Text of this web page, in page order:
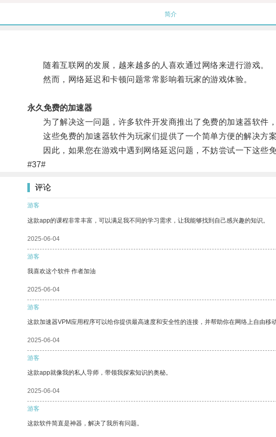
简介
随着互联网的发展，越来越多的人喜欢通过网络来进行游戏。
然而，网络延迟和卡顿问题常常影响着玩家的游戏体验。
永久免费的加速器
为了解决这一问题，许多软件开发商推出了免费的加速器软件，
这些免费的加速器软件为玩家们提供了一个简单方便的解决方案
因此，如果您在游戏中遇到网络延迟问题，不妨尝试一下这些免
#37#
评论
游客
这款app的课程非常丰富，可以满足我不同的学习需求，让我能够找到自己感兴趣的知识。
2025-06-04
游客
我喜欢这个软件 作者加油
2025-06-04
游客
这款加速器VPM应用程序可以给你提供最高速度和安全性的连接，并帮助你在网络上自由移动
2025-06-04
游客
这款app就像我的私人导师，带领我探索知识的奥秘。
2025-06-04
游客
这款软件简直是神器，解决了我所有问题。